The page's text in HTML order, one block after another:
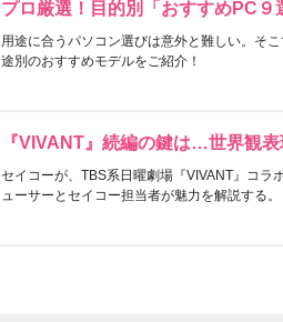
プロ厳選！目的別「おすすめPC９
用途に合うパソコン選びは意外と難しい。そ
途別のおすすめモデルをご紹介！
『VIVANT』続編の鍵は…世界観
セイコーが、TBS系日曜劇場『VIVANT』コラ
ューサーとセイコー担当者が魅力を解説する。